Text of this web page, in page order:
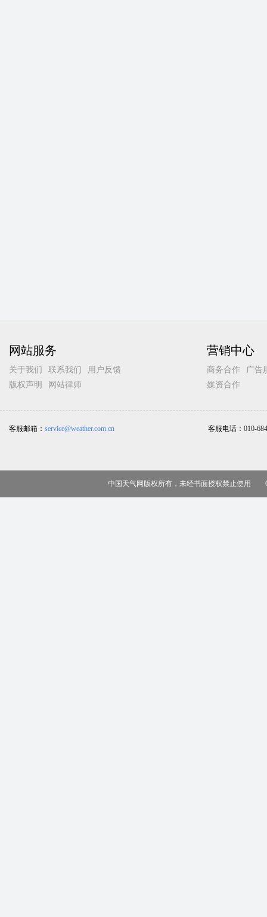
网站服务
关于我们 联系我们
用户反馈
版权声明
网站律师
营销中心
商务合作
广告
媒资合作
客服邮箱： service@weather.com.cn 客服电话： 010-
中国天气网版权所有，未经书面授权禁止使用